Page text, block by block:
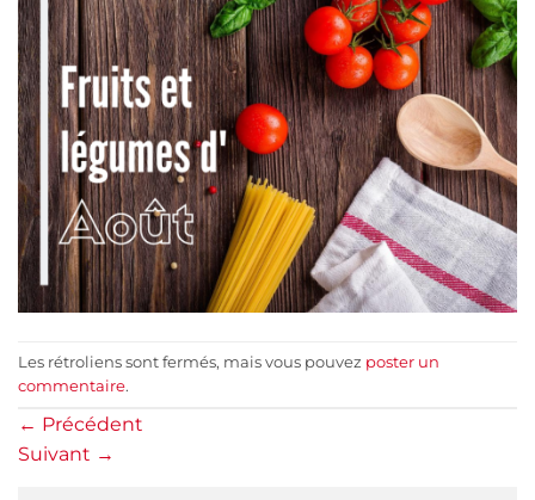
Les rétroliens sont fermés, mais vous pouvez poster un
commentaire.
← Précédent
Suivant →